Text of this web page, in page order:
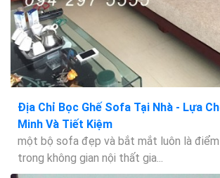
Địa Chỉ Bọc Ghế Sofa Tại Nhà - Lựa
Minh Và Tiết Kiệm
một bộ sofa đẹp và bắt mắt luôn là
trong không gian nội thất gia...